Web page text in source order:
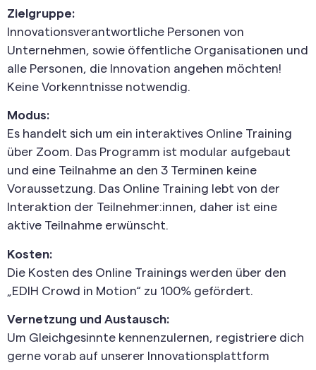
Zielgruppe:
Innovationsverantwortliche Personen von
Unternehmen, sowie öffentliche Organisationen und
alle Personen, die Innovation angehen möchten!
Keine Vorkenntnisse notwendig.
Modus:
Es handelt sich um ein interaktives Online Training
über Zoom. Das Programm ist modular aufgebaut
und eine Teilnahme an den 3 Terminen keine
Voraussetzung. Das Online Training lebt von der
Interaktion der Teilnehmer:innen, daher ist eine
aktive Teilnahme erwünscht.
Kosten:
Die Kosten des Online Trainings werden über den
„EDIH Crowd in Motion“ zu 100% gefördert.
Vernetzung und Austausch:
Um Gleichgesinnte kennenzulernen, registriere dich
gerne vorab auf unserer Innovationsplattform